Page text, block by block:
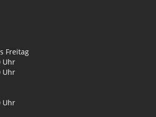
Freitag
Uhr
Uhr
Uhr